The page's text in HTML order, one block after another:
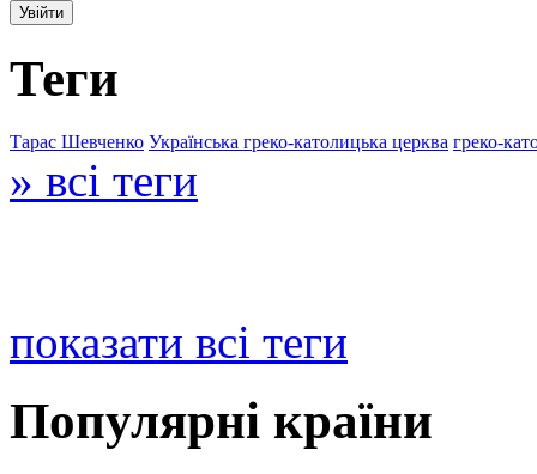
Теги
Тарас Шевченко Українська греко-католицька церква греко-
» всі теги
показати всі теги
Популярні країни